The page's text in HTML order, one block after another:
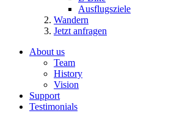
Ausflugsziele
Wandern
Jetzt anfragen
About us
Team
History
Vision
Support
Testimonials